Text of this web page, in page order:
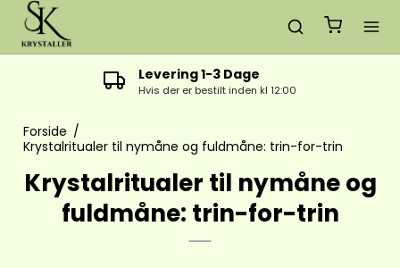
Levering 1-3 Dage
Hvis der er bestilt inden kl 12:00
Forside /
Krystalritualer til nymåne og fuldmåne: trin-for-trin
Krystalritualer til nymåne og
fuldmåne: trin-for-trin